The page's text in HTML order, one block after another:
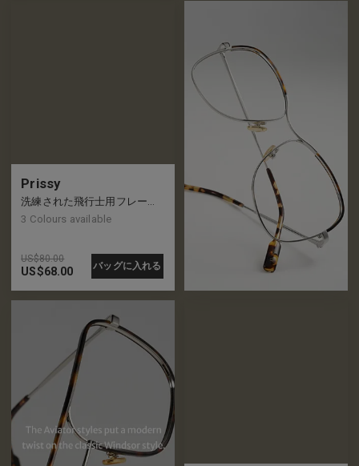
Prissy
3 Colours available
US$80.00
US$68.00 バッグに入れる